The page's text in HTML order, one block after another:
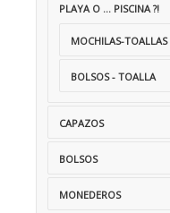
PLAYA O ... PISCINA ?!
MOCHILAS-TOALLAS
BOLSOS - TOALLA
CAPAZOS
BOLSOS
MONEDEROS